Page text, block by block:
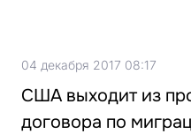
04 декабря 2017 08:17
США выходит из
договора по